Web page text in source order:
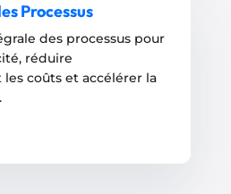
Processus
des processus pour
réduire
coûts et accélérer la